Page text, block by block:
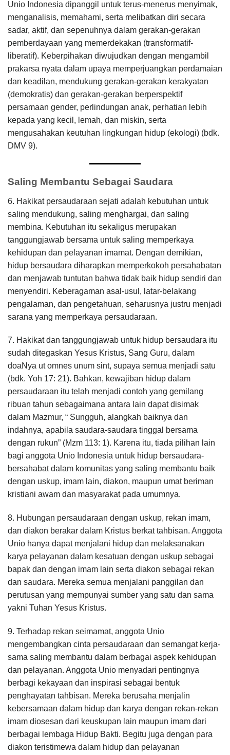
Unio Indonesia dipanggil untuk terus-menerus menyimak,
menganalisis, memahami, serta melibatkan diri secara
sadar, aktif, dan sepenuhnya dalam gerakan-gerakan
pemberdayaan yang memerdekakan (transformatif-
liberatif). Keberpihakan diwujudkan dengan mengambil
prakarsa nyata dalam upaya memperjuangkan perdamaian
dan keadilan, mendukung gerakan-gerakan kerakyatan
(demokratis) dan gerakan-gerakan berperspektif
persamaan gender, perlindungan anak, perhatian lebih
kepada yang kecil, lemah, dan miskin, serta
mengusahakan keutuhan lingkungan hidup (ekologi) (bdk.
DMV 9).
Saling Membantu Sebagai Saudara
6. Hakikat persaudaraan sejati adalah kebutuhan untuk
saling mendukung, saling menghargai, dan saling
membina. Kebutuhan itu sekaligus merupakan
tanggungjawab bersama untuk saling memperkaya
kehidupan dan pelayanan imamat. Dengan demikian,
hidup bersaudara diharapkan memperkokoh persahabatan
dan menjawab tuntutan bahwa tidak baik hidup sendiri dan
menyendiri. Keberagaman asal-usul, latar-belakang
pengalaman, dan pengetahuan, seharusnya justru menjadi
sarana yang memperkaya persaudaraan.
7. Hakikat dan tanggungjawab untuk hidup bersaudara itu
sudah ditegaskan Yesus Kristus, Sang Guru, dalam
doaNya ut omnes unum sint, supaya semua menjadi satu
(bdk. Yoh 17: 21). Bahkan, kewajiban hidup dalam
persaudaraan itu telah menjadi contoh yang gemilang
ribuan tahun sebagaimana antara lain dapat disimak
dalam Mazmur, “ Sungguh, alangkah baiknya dan
indahnya, apabila saudara-saudara tinggal bersama
dengan rukun” (Mzm 113: 1). Karena itu, tiada pilihan lain
bagi anggota Unio Indonesia untuk hidup bersaudara-
bersahabat dalam komunitas yang saling membantu baik
dengan uskup, imam lain, diakon, maupun umat beriman
kristiani awam dan masyarakat pada umumnya.
8. Hubungan persaudaraan dengan uskup, rekan imam,
dan diakon berakar dalam Kristus berkat tahbisan. Anggota
Unio hanya dapat menjalani hidup dan melaksanakan
karya pelayanan dalam kesatuan dengan uskup sebagai
bapak dan dengan imam lain serta diakon sebagai rekan
dan saudara. Mereka semua menjalani panggilan dan
perutusan yang mempunyai sumber yang satu dan sama
yakni Tuhan Yesus Kristus.
9. Terhadap rekan seimamat, anggota Unio
mengembangkan cinta persaudaraan dan semangat kerja-
sama saling membantu dalam berbagai aspek kehidupan
dan pelayanan. Anggota Unio menyadari pentingnya
berbagi kekayaan dan inspirasi sebagai bentuk
penghayatan tahbisan. Mereka berusaha menjalin
kebersamaan dalam hidup dan karya dengan rekan-rekan
imam diosesan dari keuskupan lain maupun imam dari
berbagai lembaga Hidup Bakti. Begitu juga dengan para
diakon teristimewa dalam hidup dan pelayanan